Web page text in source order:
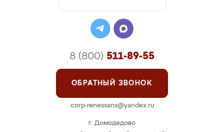
г. Домодедово
8 (800) 511-89-55
ОБРАТНЫЙ ЗВОНОК
corp-renessans@yandex.ru